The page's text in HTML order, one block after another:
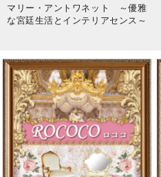
マリー・アントワネット ～優雅
な宮廷生活とインテリアセンス～